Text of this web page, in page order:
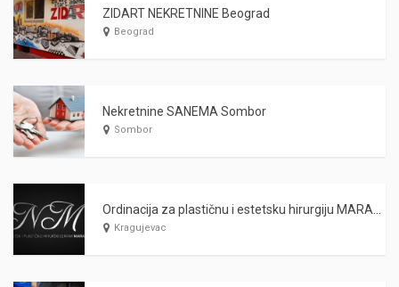
ZIDART NEKRETNINE Beograd
Beograd
Nekretnine SANEMA Sombor
Sombor
Ordinacija za plastičnu i estetsku hirurgiju MARAŠ Kragujevac
Kragujevac